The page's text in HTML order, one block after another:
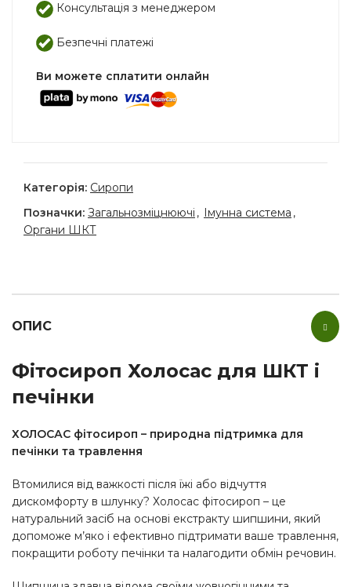
Консультація з менеджером
Безпечні платежі
Ви можете сплатити онлайн
Категорія: Сиропи
Позначки: Загальнозміцнюючі , Імунна система ,
Органи ШКТ
ОПИС
Фітосироп Холосас для ШКТ і
печінки
ХОЛОСАС фітосироп – природна підтримка для
печінки та травлення
Втомилися від важкості після їжі або відчуття
дискомфорту в шлунку? Холосас фітосироп – це
натуральний засіб на основі екстракту шипшини, який
допоможе м’яко і ефективно підтримати ваше травлення,
покращити роботу печінки та налагодити обмін речовин.